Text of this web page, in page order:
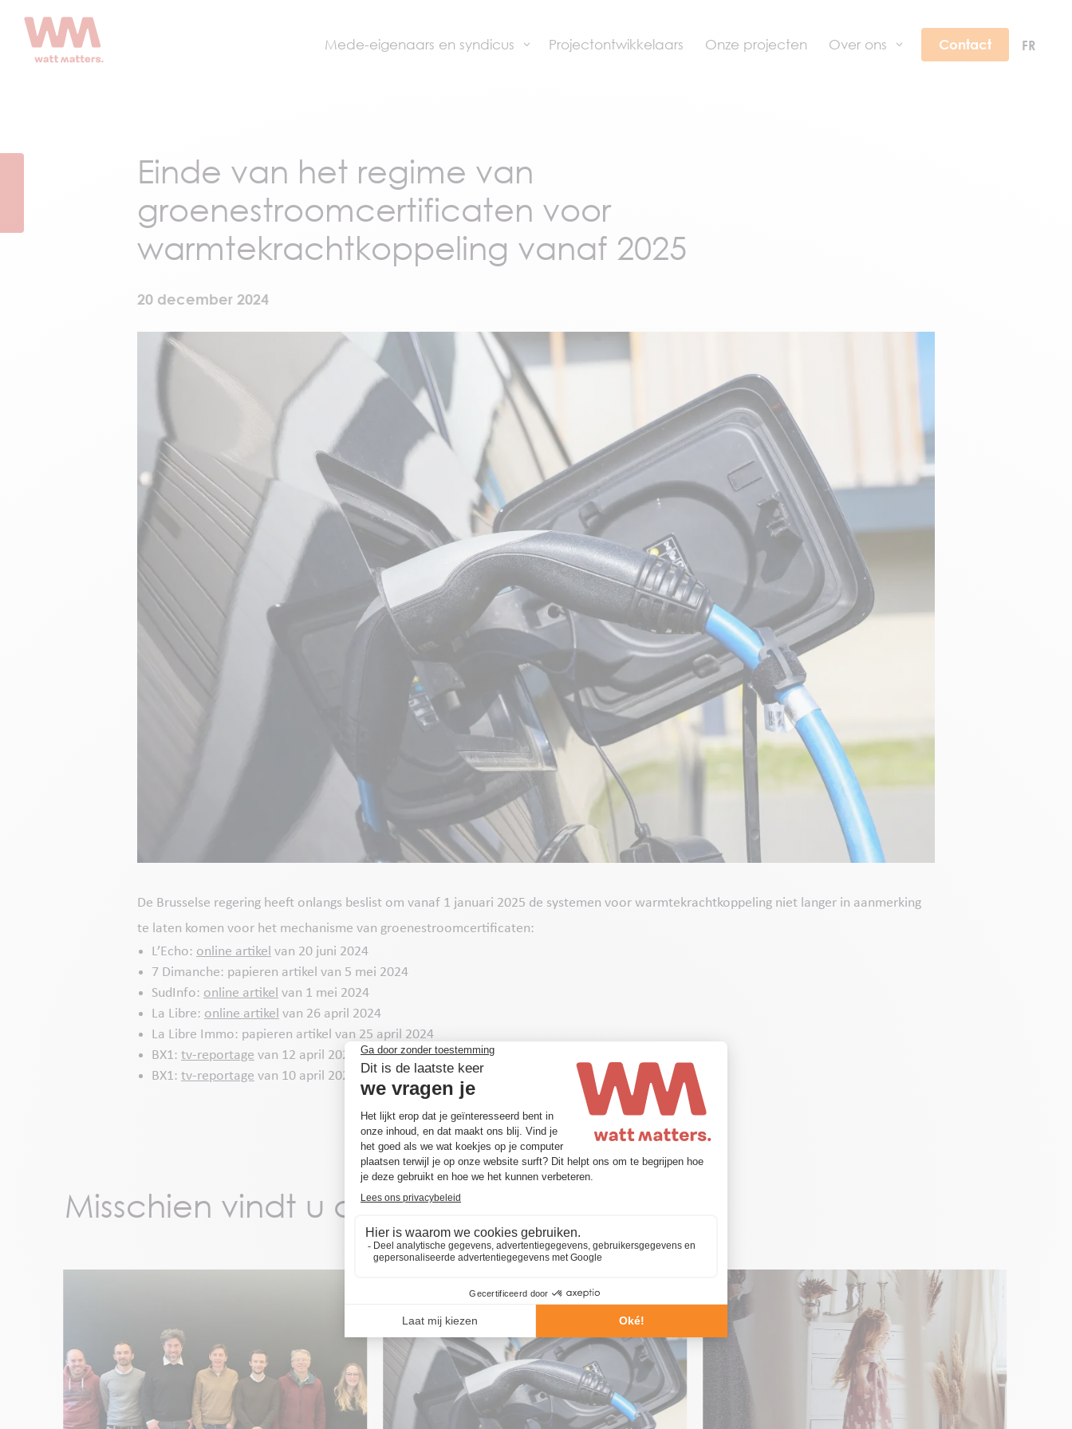
Mede-eigenaars en syndicus Projectontwikkelaars Onze projecten Over ons Contact FR
Einde van het regime van
groenestroomcertificaten voor
warmtekrachtkoppeling vanaf 2025
20 december 2024
De Brusselse regering heeft onlangs beslist om vanaf 1 januari 2025 de systemen voor warmtekrachtkoppeling niet langer in aanmerking
te laten komen voor het mechanisme van groenestroomcertificaten:
L’Echo: online artikel van 20 juni 2024
7 Dimanche: papieren artikel van 5 mei 2024
SudInfo: online artikel van 1 mei 2024
La Libre: online artikel van 26 april 2024
La Libre Immo: papieren artikel van 25 april 2024
BX1: tv-reportage van 12 april 2024
BX1: tv-reportage van 10 april 2024
Misschien vindt u dit ook leuk…